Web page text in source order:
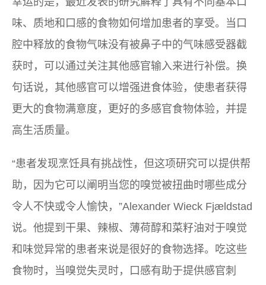
味、质地和口感的食物如何增加患者的享受。当口
腔中释放的食物气味没有被鼻子中的气味感受器截
获时，可以通过关注其他感官输入来进行补偿。换
句话说，其他感官可以增强进食体验，使患者获得
更大的食物满意度，更好的多感官食物体验，并提
高生活质量。
“患者发现烹饪具有挑战性，但这项研究可以提供帮
助，因为它可以阐明当您的嗅觉被扭曲时哪些成分
令人不快或令人愉快，”Alexander Wieck Fjældstad
说。他提到干果、辣椒、薄荷醇和菜籽油对于嗅觉
和味觉异常的患者来说是很好的食物选择。吃这些
食物时，当嗅觉失灵时，口感有助于提供感官刺